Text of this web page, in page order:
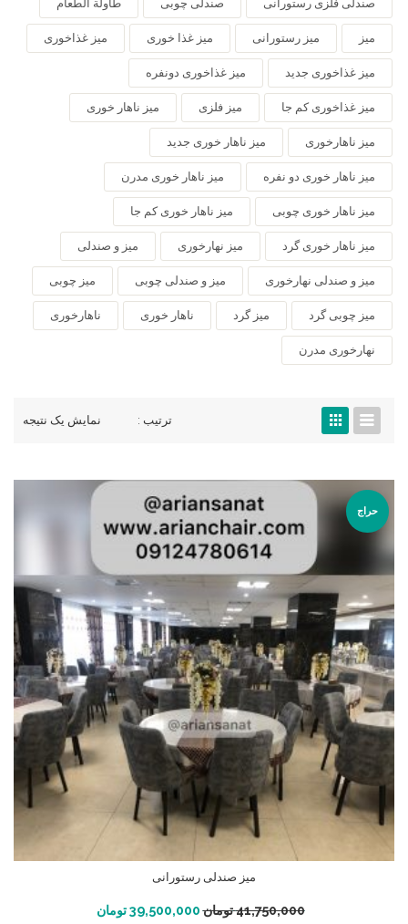
صندلی فلزی رستورانی صندلی چوبی طاولة الطعام
میز میز رستورانی میز غذا خوری میز غذاخوری
میز غذاخوری جدید میز غذاخوری دونفره
میز غذاخوری کم جا میز فلزی میز ناهار خوری
میز ناهارخوری میز ناهار خوری جدید
میز ناهار خوری دو نفره میز ناهار خوری مدرن
میز ناهار خوری چوبی میز ناهار خوری کم جا
میز ناهار خوری گرد میز نهارخوری میز و صندلی
میز و صندلی نهارخوری میز و صندلی چوبی میز چوبی
میز چوبی گرد میز گرد ناهار خوری ناهارخوری
نهارخوری مدرن
نمایش یک نتیجه ترتیب :
حراج
میز صندلی رستورانی
41,750,000تومان 39,500,000 تومان افزودن به سبد خرید